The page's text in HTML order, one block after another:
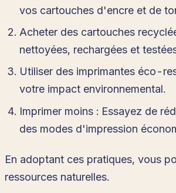
vos cartouches d'encre et de
Acheter des cartouches
nettoyées, rechargées et
Utiliser des imprimantes éco-
votre impact environnemental.
Imprimer moins : Essayez de
des modes d'impression
En adoptant ces pratiques, vous
ressources naturelles.